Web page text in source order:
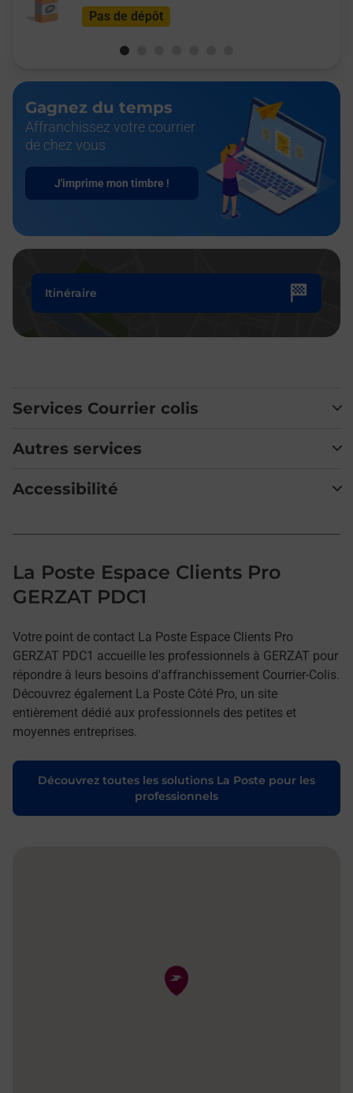
Pas de dépôt
Gagnez du temps
Affranchissez votre courrier
de chez vous
J'imprime mon timbre !
Itinéraire
Services Courrier colis
Autres services
Accessibilité
La Poste Espace Clients Pro
GERZAT PDC1
Votre point de contact La Poste Espace Clients Pro
GERZAT PDC1 accueille les professionnels à GERZAT pour
répondre à leurs besoins d'affranchissement Courrier-Colis.
Découvrez également La Poste Côté Pro, un site
entièrement dédié aux professionnels des petites et
moyennes entreprises.
Découvrez toutes les solutions La Poste pour les
professionnels
Pin de la carte